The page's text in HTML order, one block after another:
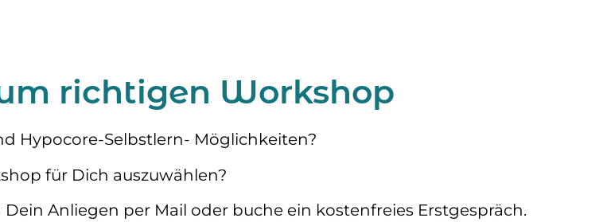
richtigen Workshop
Hypocore-Selbstlern- Möglichkeiten?
für Dich auszuwählen?
Dein Anliegen per Mail oder buche ein kostenfreies Erstgespräch.